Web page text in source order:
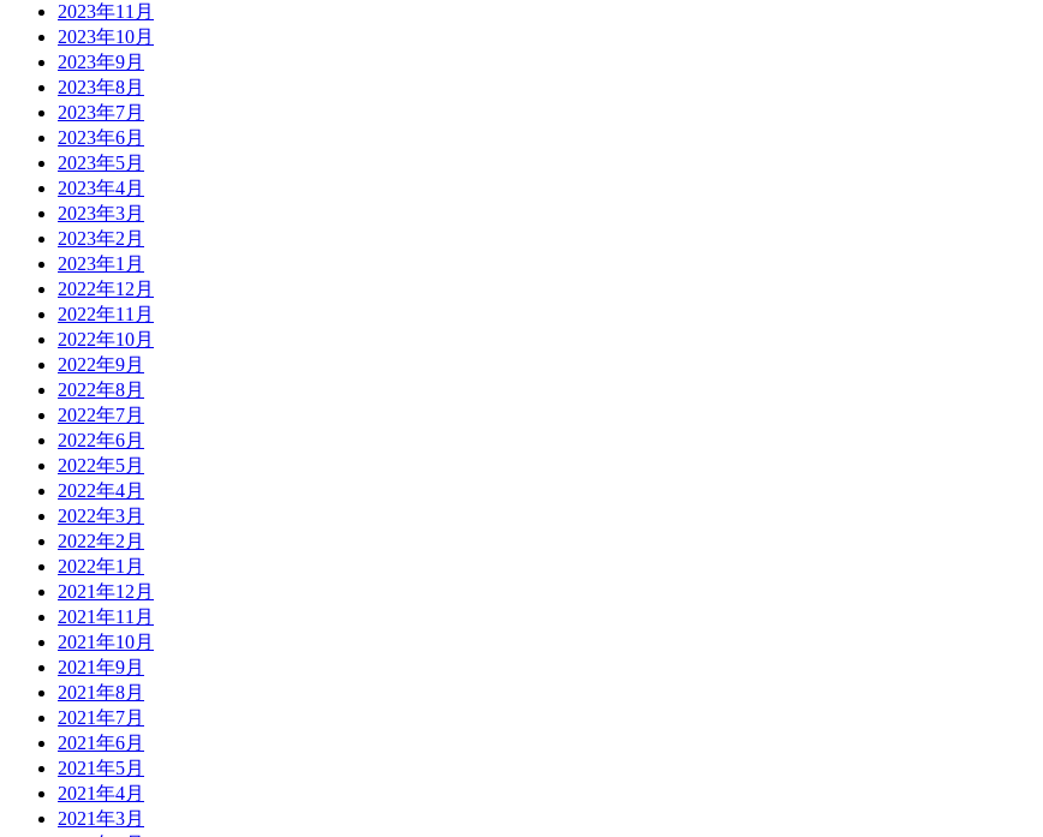
2023年11月
2023年10月
2023年9月
2023年8月
2023年7月
2023年6月
2023年5月
2023年4月
2023年3月
2023年2月
2023年1月
2022年12月
2022年11月
2022年10月
2022年9月
2022年8月
2022年7月
2022年6月
2022年5月
2022年4月
2022年3月
2022年2月
2022年1月
2021年12月
2021年11月
2021年10月
2021年9月
2021年8月
2021年7月
2021年6月
2021年5月
2021年4月
2021年3月